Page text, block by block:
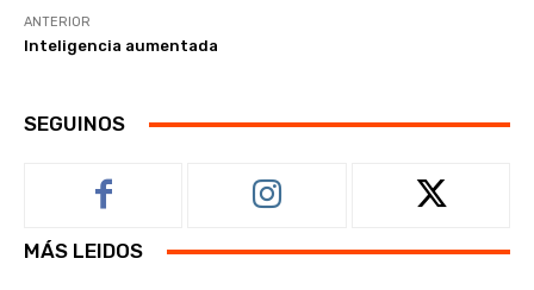
ANTERIOR
Inteligencia aumentada
SEGUINOS
MÁS LEIDOS